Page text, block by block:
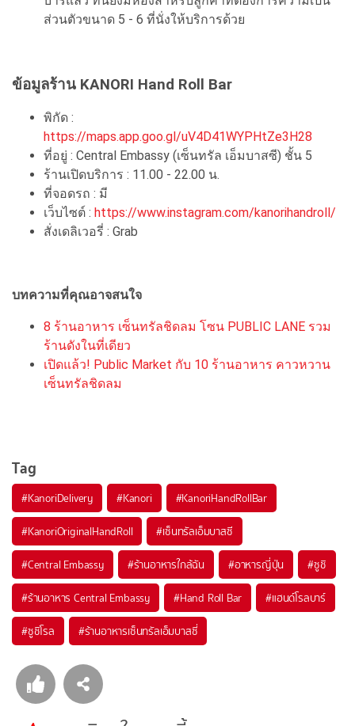
ส่วนตัวขนาด 5 - 6 ที่นั่งให้บริการด้วย
ข้อมูลร้าน KANORI Hand Roll Bar
พิกัด :
https://maps.app.goo.gl/uV4D41WYPHtZe3H28
ที่อยู่ : Central Embassy (เซ็นทรัล เอ็มบาสซี) ชั้น 5
ร้านเปิดบริการ : 11.00 - 22.00 น.
ที่จอดรถ : มี
เว็บไซต์ : https://www.instagram.com/kanorihandroll/
สั่งเดลิเวอรี่ : Grab
บทความที่คุณอาจสนใจ
8 ร้านอาหาร เซ็นทรัลชิดลม โซน PUBLIC LANE รวม
ร้านดังในที่เดียว
เปิดแล้ว! Public Market กับ 10 ร้านอาหาร คาวหวาน
เซ็นทรัลชิดลม
Tag
#KanoriDelivery #Kanori #KanoriHandRollBar
#KanoriOriginalHandRoll #เซ็นทรัลเอ็มบาสซี
#Central Embassy #ร้านอาหารใกล้ฉัน #อาหารญี่ปุ่น #ซูชิ
#ร้านอาหาร Central Embassy #Hand Roll Bar #แฮนด์โรลบาร์
#ซูชิโรล #ร้านอาหารเซ็นทรัลเอ็มบาสซี่